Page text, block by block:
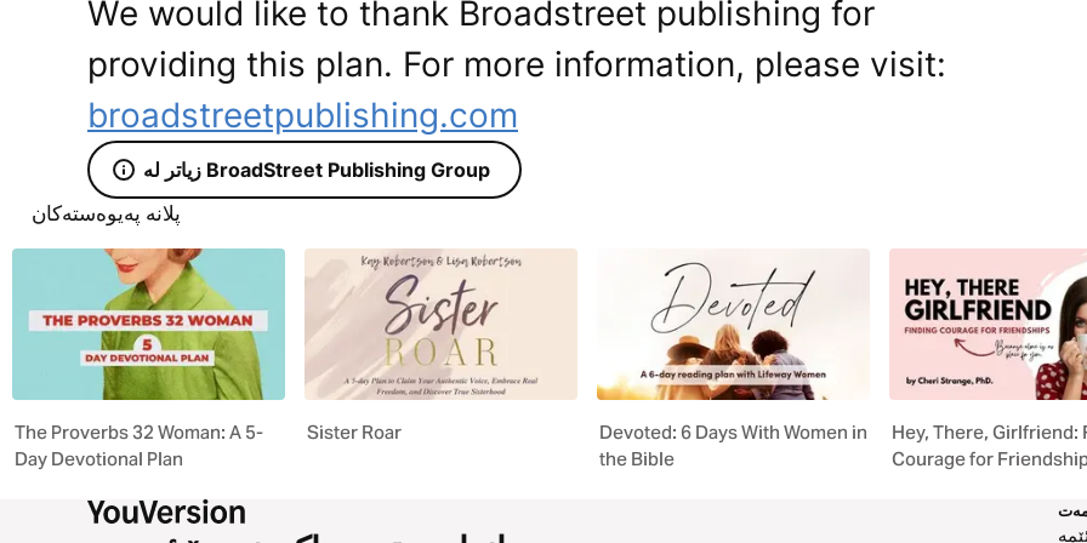
We would like to thank Broadstreet publishing for
providing this plan. For more information, please visit:
broadstreetpublishing.com
زیاتر لە BroadStreet Publishing Group
پلانە پەیوەستەکان
The Proverbs 32 Woman: A 5-
Day Devotional Plan
Sister Roar
Devoted: 6 Days With Women in
the Bible
Hey, There, Girlfriend:
Courage for